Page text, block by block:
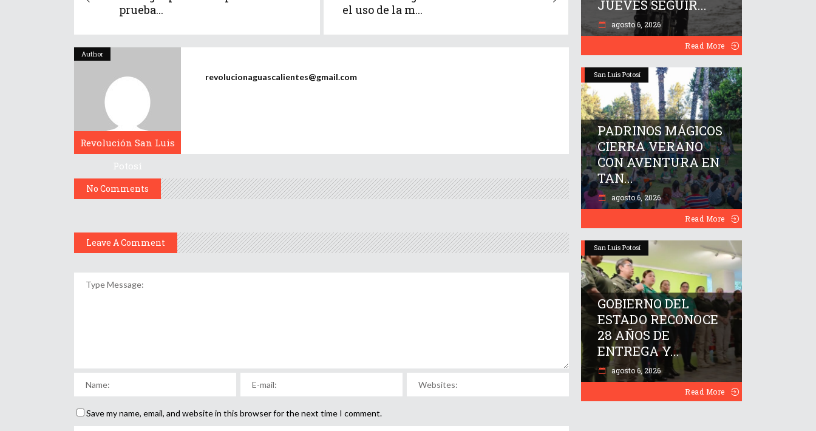
prueba...
el uso de la m...
Author
Revolución San Luis
Potosí
revolucionaguascalientes@gmail.com
No Comments
Leave A Comment
Save my name, email, and website in this browser for the next time I comment.
JUEVES SEGUIR...
agosto 6, 2026
Read More
San Luis Potosí
PADRINOS MÁGICOS
CIERRA VERANO
CON AVENTURA EN
TAN...
agosto 6, 2026
Read More
San Luis Potosí
GOBIERNO DEL
ESTADO RECONOCE
28 AÑOS DE
ENTREGA Y...
agosto 6, 2026
Read More